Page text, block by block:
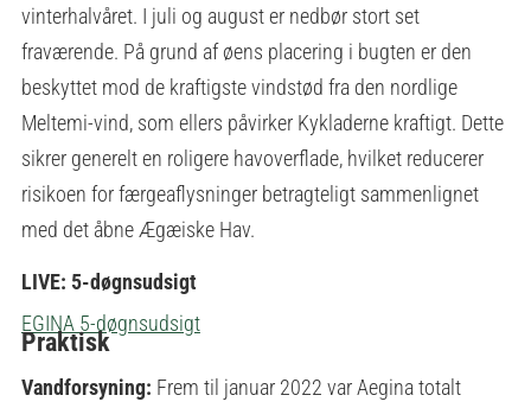
vinterhalvåret. I juli og august er nedbør stort set
fraværende. På grund af øens placering i bugten er den
beskyttet mod de kraftigste vindstød fra den nordlige
Meltemi-vind, som ellers påvirker Kykladerne kraftigt. Dette
sikrer generelt en roligere havoverflade, hvilket reducerer
risikoen for færgeaflysninger betragteligt sammenlignet
med det åbne Ægæiske Hav.
LIVE: 5-døgnsudsigt
EGINA 5-døgnsudsigt
Praktisk
Vandforsyning: Frem til januar 2022 var Aegina totalt